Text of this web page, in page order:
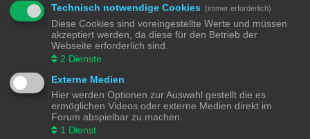
Märklin BR216 (V160) CARGO digitalisieren
Letzter Beitrag von «Fr 20. Mai 2022, 17:36
Verfasst in Lokomotiven | Züge
Schotter Beladung selber machen
Verfasst inGestaltungstipps und Tricks
Märklin K83 Weichendecoder - Separate Stromeinspeisung
Letzter Beitrag von
Verfasst inDigital
Software - aber Welche - Teil 4
Letzter Beitrag von
Verfasst inSteuerung
Technisch notwendige Cookies (immer erforderlich)
Diese Cookies sind voreingestellte Werte und müssen
akzeptiert werden, da diese für den Betrieb der
Webseite erforderlich sind.
2 Dienste
Externe Medien
Hier werden Optionen zur Auswahl gestellt die es
ermöglichen Videos oder externe Medien direkt im
Forum abspielbar zu machen.
1 Dienst